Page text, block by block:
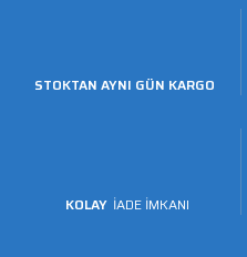
STOKTAN AYNI GÜN KARGO
KOLAY İADE İMKANI